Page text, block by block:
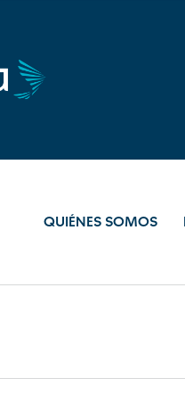
QUIÉNES SOMOS